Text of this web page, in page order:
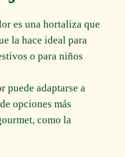
es una hortaliza que
la hace ideal para
o para niños
puede adaptarse a
opciones más
como la